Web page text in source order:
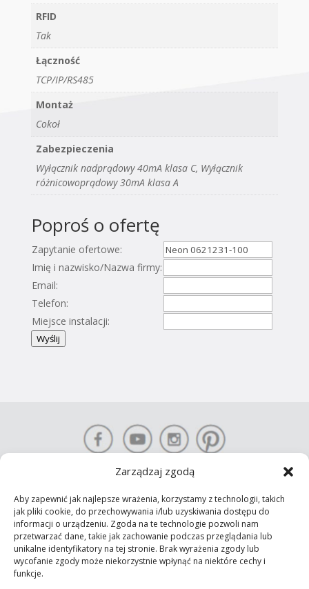
Zarządzaj zgodą
Aby zapewnić jak najlepsze wrażenia, korzystamy z technologii, takich
jak pliki cookie, do przechowywania i/lub uzyskiwania dostępu do
informacji o urządzeniu. Zgoda na te technologie pozwoli nam
przetwarzać dane, takie jak zachowanie podczas przeglądania lub
unikalne identyfikatory na tej stronie. Brak wyrażenia zgody lub
wycofanie zgody może niekorzystnie wpłynąć na niektóre cechy i
funkcje.
RFID
Tak
Łączność
TCP/IP/RS485
Montaż
Cokoł
Zabezpieczenia
Wyłącznik nadprądowy 40mA klasa C, Wyłącznik
różnicowoprądowy 30mA klasa A
Poproś o ofertę
Zapytanie ofertowe:
Imię i nazwisko/Nazwa firmy:
Email:
Telefon:
Miejsce instalacji:
Wyślij
KONTAKT-SIMON S.A. Prawa autorskie © 2025 Wszelkie prawa
zastrzeżone
Polityka prywatności